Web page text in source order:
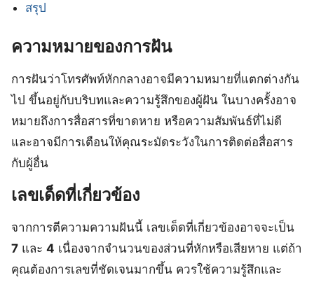
สรุป
ความหมายของการฝัน
การฝันว่าโทรศัพท์หักกลางอาจมีความหมายที่แตกต่างกัน
ไป ขึ้นอยู่กับบริบทและความรู้สึกของผู้ฝัน ในบางครั้งอาจ
หมายถึงการสื่อสารที่ขาดหาย หรือความสัมพันธ์ที่ไม่ดี
และอาจมีการเตือนให้คุณระมัดระวังในการติดต่อสื่อสาร
กับผู้อื่น
เลขเด็ดที่เกี่ยวข้อง
จากการตีความความฝันนี้ เลขเด็ดที่เกี่ยวข้องอาจจะเป็น
7 และ 4 เนื่องจากจำนวนของส่วนที่หักหรือเสียหาย แต่ถ้า
คุณต้องการเลขที่ชัดเจนมากขึ้น ควรใช้ความรู้สึกและ